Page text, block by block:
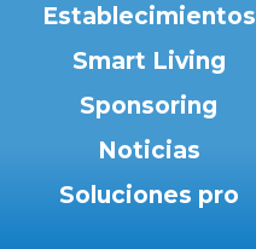
Establecimientos
Smart Living
Sponsoring
Noticias
Soluciones pro